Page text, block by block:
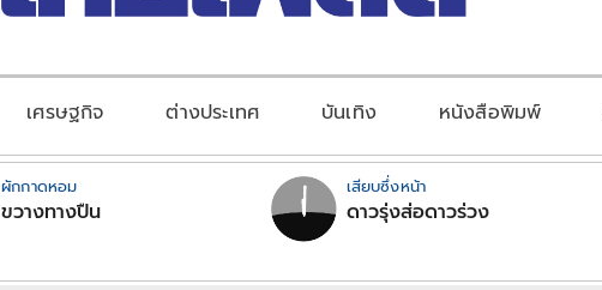
เศรษฐกิจ ต่างประเทศ บันเทิง หนังสือพิมพ์
ผักกาดหอม
ขวางทางปืน
เสียบซึ่งหน้า
ดาวรุ่งส่อดาวร่วง